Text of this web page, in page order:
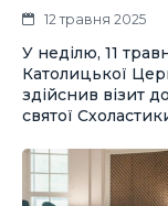
12 травня 2025
У неділю, 11
Католицької
здійснив візит
святої